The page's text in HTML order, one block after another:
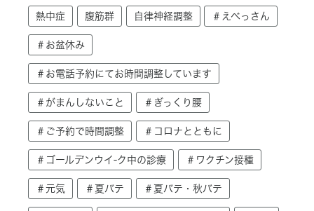
熱中症 腹筋群 自律神経調整 ＃えべっさん
＃お盆休み
＃お電話予約にてお時間調整しています
＃がまんしないこと ＃ぎっくり腰
＃ご予約で時間調整 ＃コロナとともに
＃ゴールデンウイ-ク中の診療 ＃ワクチン接種
＃元気 ＃夏バテ ＃夏バテ・秋バテ